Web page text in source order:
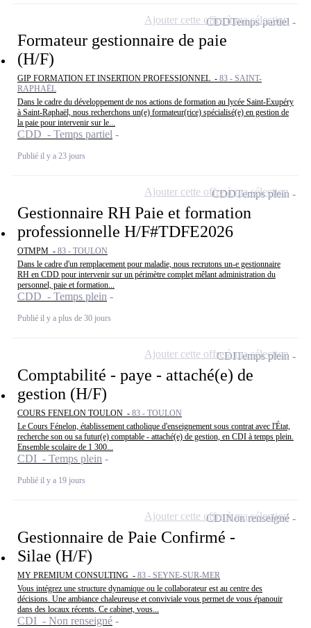
Formateur gestionnaire de paie
(H/F)
GIP FORMATION ET INSERTION PROFESSIONNEL - 83 - SAINT-
RAPHAËL
Dans le cadre du développement de nos actions de formation au lycée Saint-Exupéry
à Saint-Raphaël, nous recherchons un(e) formateur(rice) spécialisé(e) en gestion de
la paie pour intervenir sur le...
CDD - Temps partiel
Publié il y a 23 jours
CDDTemps partiel
Ajouter cette offre à ma sélection
Gestionnaire RH Paie et formation
professionnelle H/F#TDFE2026
OTMPM - 83 - TOULON
Dans le cadre d'un remplacement pour maladie, nous recrutons un-e gestionnaire
RH en CDD pour intervenir sur un périmètre complet mêlant administration du
personnel, paie et formation...
CDD - Temps plein
Publié il y a plus de 30 jours
CDDTemps plein
Ajouter cette offre à ma sélection
Comptabilité - paye - attaché(e) de
gestion (H/F)
COURS FENELON TOULON - 83 - TOULON
Le Cours Fénelon, établissement catholique d'enseignement sous contrat avec l'État,
recherche son ou sa futur(e) comptable - attaché(e) de gestion, en CDI à temps plein.
Ensemble scolaire de 1 300...
CDI - Temps plein
Publié il y a 19 jours
CDITemps plein
Ajouter cette offre à ma sélection
Gestionnaire de Paie Confirmé -
Silae (H/F)
MY PREMIUM CONSULTING - 83 - SEYNE-SUR-MER
Vous intégrez une structure dynamique ou le collaborateur est au centre des
décisions. Une ambiance chaleureuse et conviviale vous permet de vous épanouir
dans des locaux récents. Ce cabinet, vous...
CDI - Non renseigné
CDINon renseigné
Ajouter cette offre à ma sélection